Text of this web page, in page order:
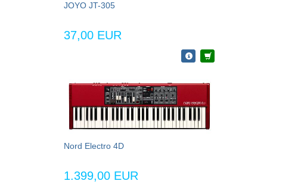
JOYO JT-305
37,00 EUR
Nord Electro 4D
1.399,00 EUR